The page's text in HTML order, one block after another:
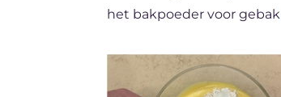
het bakpoeder voor gebak